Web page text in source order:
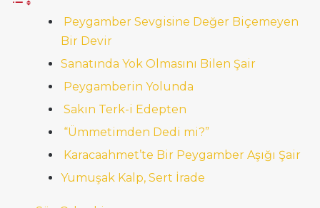
Peygamber Sevgisine Değer Biçemeyen
Bir Devir
Sanatında Yok Olmasını Bilen Şair
Peygamberin Yolunda
Sakın Terk-i Edepten
“Ümmetimden Dedi mi?”
Karacaahmet’te Bir Peygamber Aşığı Şair
Yumuşak Kalp, Sert İrade